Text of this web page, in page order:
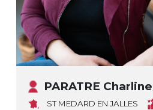
PARATRE Charline
ST MEDARD EN JALLES